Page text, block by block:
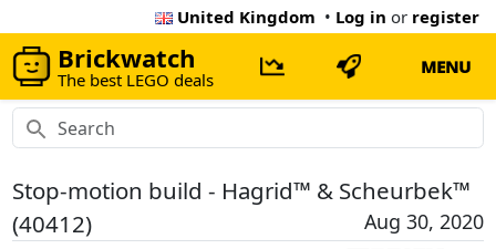
United Kingdom • Log in or register
Brickwatch
The best LEGO deals
MENU
Stop-motion build - Hagrid™ & Scheurbek™
(40412)
Aug 30, 2020